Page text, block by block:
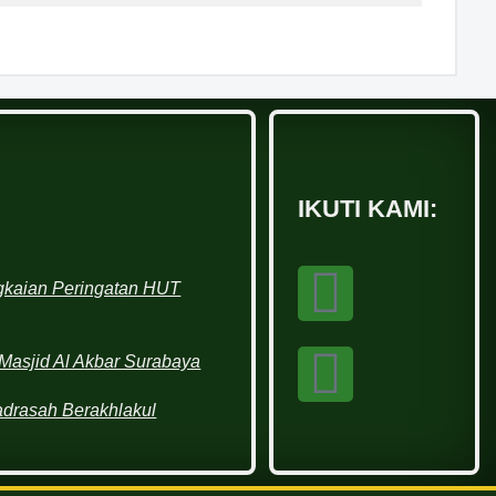
Peringatan HUT
Al Akbar Surabaya
Berakhlakul
IKUTI KAMI: